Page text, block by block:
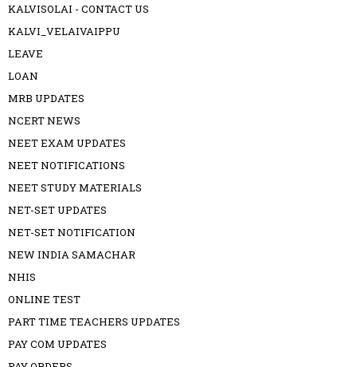
KALVISOLAI - CONTACT US
KALVI_VELAIVAIPPU
LEAVE
LOAN
MRB UPDATES
NCERT NEWS
NEET EXAM UPDATES
NEET NOTIFICATIONS
NEET STUDY MATERIALS
NET-SET UPDATES
NET-SET NOTIFICATION
NEW INDIA SAMACHAR
NHIS
ONLINE TEST
PART TIME TEACHERS UPDATES
PAY COM UPDATES